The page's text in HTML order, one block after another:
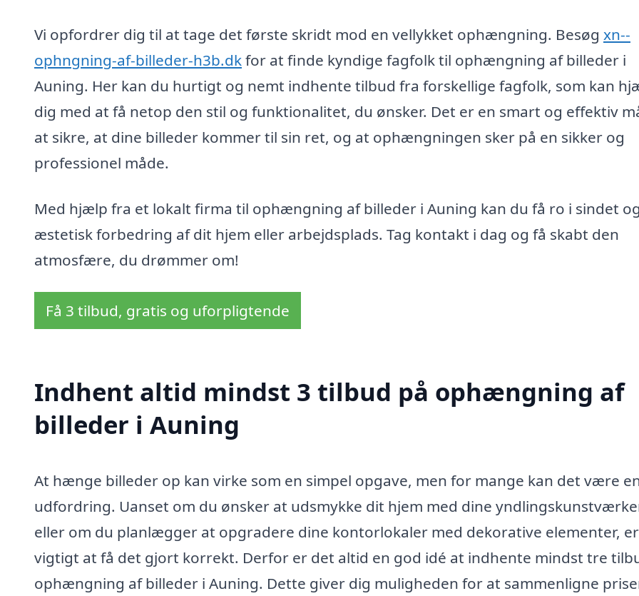
Vi opfordrer dig til at tage det første skridt mod en vellykket ophængning. Besøg xn--
ophngning-af-billeder-h3b.dkfor at finde kyndige fagfolk til ophængning af billeder i
Auning. Her kan du hurtigt og nemt indhente tilbud fra forskellige fagfolk, som kan
dig med at få netop den stil og funktionalitet, du ønsker. Det er en smart og effektiv
at sikre, at dine billeder kommer til sin ret, og at ophængningen sker på en sikker og
professionel måde.
Med hjælp fra et lokalt firma til ophængning af billeder i Auning kan du få ro i sindet
æstetisk forbedring af dit hjem eller arbejdsplads. Tag kontakt i dag og få skabt den
atmosfære, du drømmer om!
Få 3 tilbud, gratis og uforpligtende
Indhent altid mindst 3 tilbud på ophængning af
billeder i Auning
At hænge billeder op kan virke som en simpel opgave, men for mange kan det være
udfordring. Uanset om du ønsker at udsmykke dit hjem med dine
eller om du planlægger at opgradere dine kontorlokaler med dekorative elementer,
vigtigt at få det gjort korrekt. Derfor er det altid en god idé at indhente mindst tre
ophængning af billeder i Auning. Dette giver dig muligheden for at sammenligne